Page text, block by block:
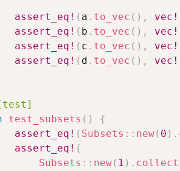
assert_eq! ( a . to_vec ( ) , vec!
assert_eq! ( b . to_vec ( ) , vec!
assert_eq! ( c . to_vec ( ) , vec!
assert_eq! ( d . to_vec ( ) , vec!
test_subsets ( )
{
assert_eq! ( Subsets :: new( 0 ) .
assert_eq! (
Subsets :: new( 1 ) . collect